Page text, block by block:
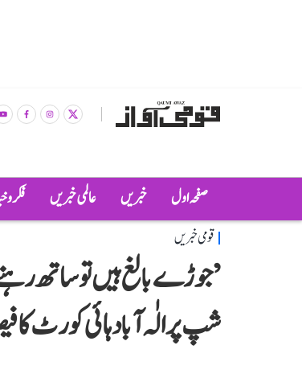
صفحہ اول خبریں عالمی خبریں فکر و
قومی خبریں
’جوڑے بالغ ہیں تو ساتھ
شپ پر الٰہ آباد ہائی کورٹ کا